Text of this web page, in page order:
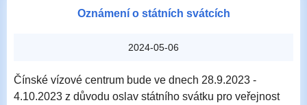
Oznámení o státních svátcích
2024-05-06
Čínské vízové centrum bude ve dnech 28.9.2023 -
4.10.2023 z důvodu oslav státního svátku pro veřejnost